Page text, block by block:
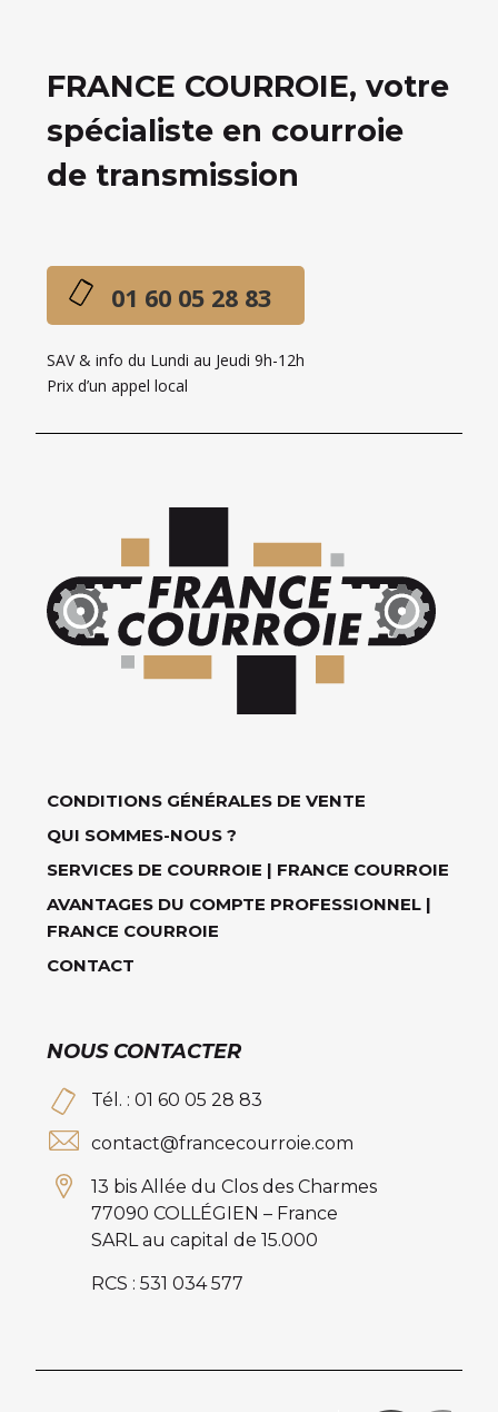
FRANCE COURROIE, votre
spécialiste en courroie
de transmission
01 60 05 28 83
SAV & info du Lundi au Jeudi 9h-12h
Prix d’un appel local
CONDITIONS GÉNÉRALES DE VENTE
QUI SOMMES-NOUS ?
SERVICES DE COURROIE | FRANCE COURROIE
AVANTAGES DU COMPTE PROFESSIONNEL |
FRANCE COURROIE
CONTACT
NOUS CONTACTER
Tél. : 01 60 05 28 83
contact@francecourroie.com
13 bis Allée du Clos des Charmes
77090 COLLÉGIEN – France
SARL au capital de 15.000
RCS : 531 034 577